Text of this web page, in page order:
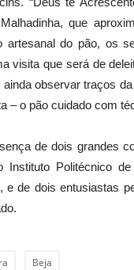
que
do pão, os
visita que será de
observar traços
– o pão cuidado com
de dois grandes
Instituto Politécnico
e de dois entusiastas
Beja